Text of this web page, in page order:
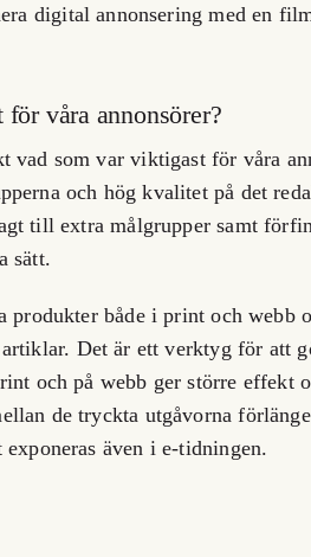
digital annonsering med en
våra annonsörer?
vad som var viktigast för våra
och hög kvalitet på det
till extra målgrupper samt
sätt.
produkter både i print och webb
Det är ett verktyg för att
och på webb ger större effekt
de tryckta utgåvorna
även i e-tidningen.